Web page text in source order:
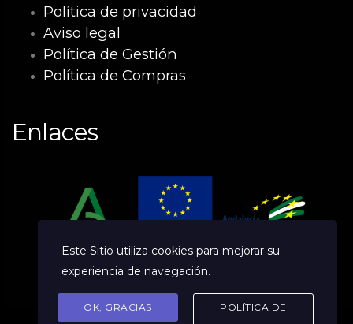
Política de privacidad
Aviso legal
Política de Gestión
Política de Compras
Enlaces
Este Sitio utiliza cookies para mejorar su
experiencia de navegación.
OK, GRACIAS
POLÍTICA DE